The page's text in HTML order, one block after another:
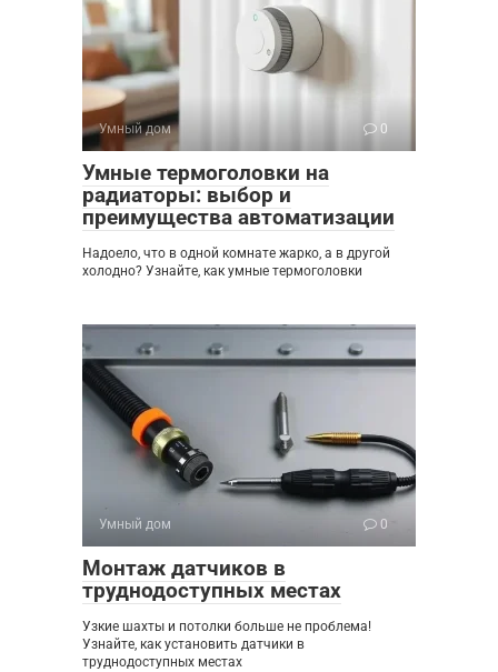
Умный дом 0
Умные термоголовки на
радиаторы: выбор и
преимущества автоматизации
Надоело, что в одной комнате жарко, а в другой
холодно? Узнайте, как умные термоголовки
Умный дом 0
Монтаж датчиков в
труднодоступных местах
Узкие шахты и потолки больше не проблема!
Узнайте, как установить датчики в
труднодоступных местах